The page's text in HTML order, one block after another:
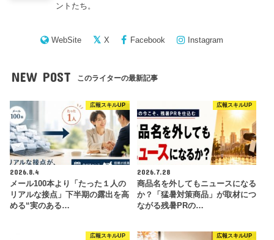
ントたち。
WebSite X Facebook Instagram
NEW POST このライターの最新記事
広報スキルUP
2026.8.4
メール100本より「たった１人の
リアルな接点」下半期の露出を高
める“実のある…
広報スキルUP
2026.7.28
商品名を外してもニュースになる
か？「猛暑対策商品」が取材につ
ながる残暑PRの…
広報スキルUP 広報スキルUP